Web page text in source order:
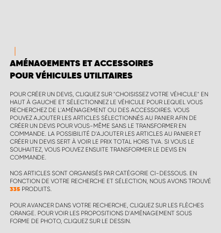
AMÉNAGEMENTS ET ACCESSOIRES
POUR VÉHICULES UTILITAIRES
POUR CRÉER UN DEVIS, CLIQUEZ SUR "CHOISISSEZ VOTRE VÉHICULE" EN
HAUT À GAUCHE ET SÉLECTIONNEZ LE VÉHICULE POUR LEQUEL VOUS
RECHERCHEZ DE L'AMÉNAGEMENT OU DES ACCESSOIRES. VOUS
POUVEZ AJOUTER LES ARTICLES SÉLECTIONNÉS AU PANIER AFIN DE
CRÉER UN DEVIS POUR VOUS-MÊME SANS LE TRANSFORMER EN
COMMANDE. LA POSSIBILITÉ D'AJOUTER LES ARTICLES AU PANIER ET
CRÉER UN DEVIS SERT À VOIR LE PRIX TOTAL HORS TVA. SI VOUS LE
SOUHAITEZ, VOUS POUVEZ ENSUITE TRANSFORMER LE DEVIS EN
COMMANDE.
NOS ARTICLES SONT ORGANISÉS PAR CATÉGORIE CI-DESSOUS. EN
FONCTION DE VOTRE RECHERCHE ET SÉLECTION, NOUS AVONS TROUVÉ
335 PRODUITS.
POUR AVANCER DANS VOTRE RECHERCHE, CLIQUEZ SUR LES FLÈCHES
ORANGE. POUR VOIR LES PROPOSITIONS D'AMÉNAGEMENT SOUS
FORME DE PHOTO, CLIQUEZ SUR LE DESSIN.